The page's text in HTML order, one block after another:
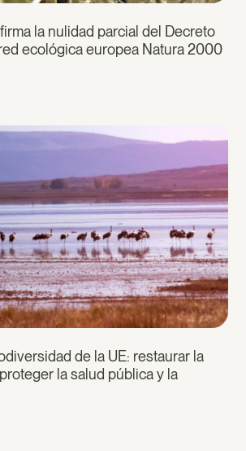
la nulidad parcial del Decreto
ecológica europea Natura 2000
de la UE: restaurar la
la salud pública y la